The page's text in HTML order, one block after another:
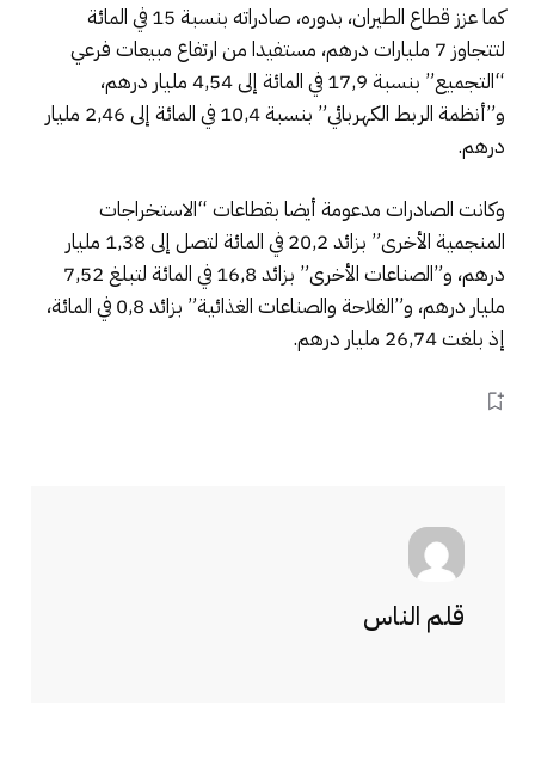
كما عزز قطاع الطيران، بدوره، صادراته بنسبة 15 في المائة
لتتجاوز 7 مليارات درهم، مستفيدا من ارتفاع مبيعات فرعي
“التجميع” بنسبة 17,9 في المائة إلى 4,54 مليار درهم،
و”أنظمة الربط الكهربائي” بنسبة 10,4 في المائة إلى 2,46 مليار
درهم.
وكانت الصادرات مدعومة أيضا بقطاعات “الاستخراجات
المنجمية الأخرى” بزائد 20,2 في المائة لتصل إلى 1,38 مليار
درهم، و”الصناعات الأخرى” بزائد 16,8 في المائة لتبلغ 7,52
مليار درهم، و”الفلاحة والصناعات الغذائية” بزائد 0,8 في المائة،
إذ بلغت 26,74 مليار درهم.
قلم الناس